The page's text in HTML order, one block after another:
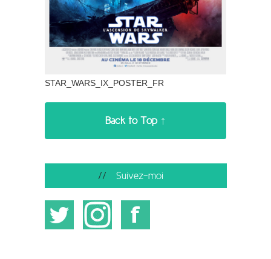
STAR_WARS_IX_POSTER_FR
Back to Top ↑
Suivez-moi